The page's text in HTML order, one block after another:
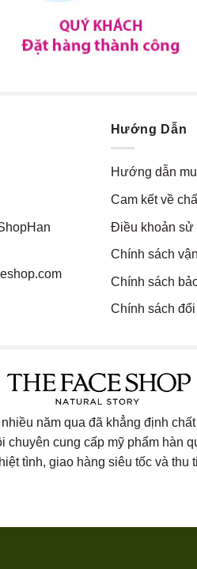
Hướng Dẫn
Hướng dẫn
Cam kết về
Điều khoản sử
Chính sách
Chính sách
Chính sách đổi
năm qua đã khẳng định
chuyên cung cấp mỹ phẩm hàn
tình, giao hàng siêu tốc và thu